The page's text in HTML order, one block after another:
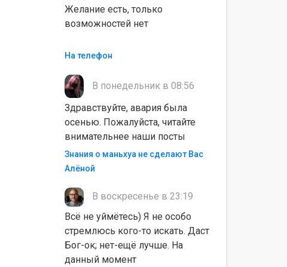
Желание есть, только
возможностей нет
На телефон
В понедельник в 08:56
Здравствуйте, авария была
осенью. Пожалуйста, читайте
внимательнее наши посты
Знания о маньхуа не сделают Вас
Алëной
В воскресенье в 23:19
Всё не уймётесь) Я не особо
стремлюсь кого-то искать. Даст
Бог-ок; нет-ещё лучше. На
данный момент